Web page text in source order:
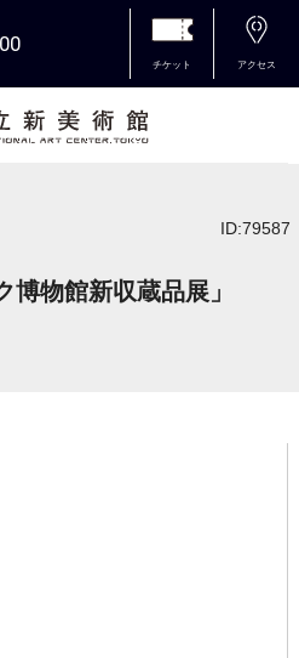
チケット アクセス
ID:79587
博物館新収蔵品展」